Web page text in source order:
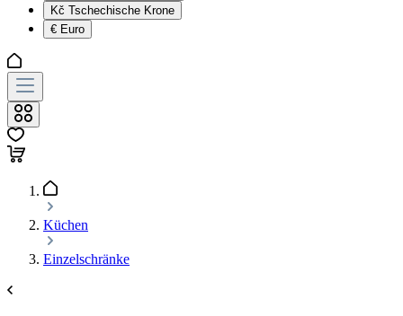
Kč Tschechische Krone
€ Euro
Küchen
Einzelschränke